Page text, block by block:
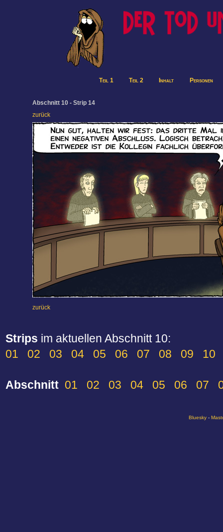
Teil 1 Teil 2 Inhalt Personen
Abschnitt 10 - Strip 14
zurück
zurück
Strips im aktuellen Abschnitt 10:
01
02 03 04 05 06 07 08 09 10
Abschnitt 01 02 03 04 05 06 07
Bluesky -